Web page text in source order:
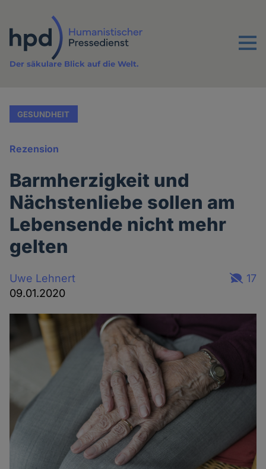
Inhalt
Menu
Der säkulare Blick auf die Welt.
GESUNDHEIT
Rezension
Barmherzigkeit und
Nächstenliebe sollen am
Lebensende nicht mehr
gelten
Uwe Lehnert
09.01.2020
17